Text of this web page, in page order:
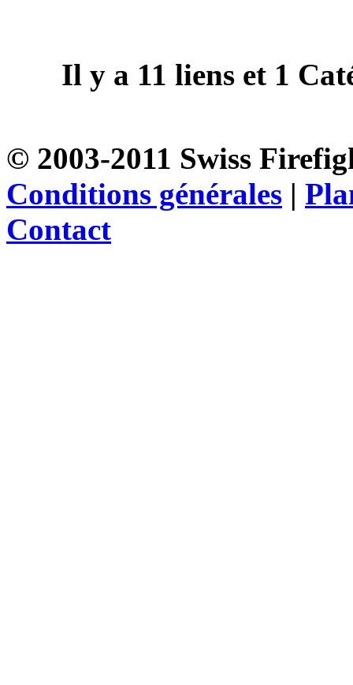
Il y a 11 liens et 1
© 2003-2011 Swiss
Conditions générales |
Contact